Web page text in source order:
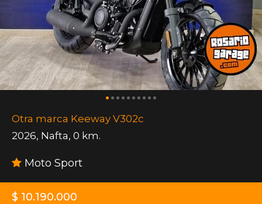
Otra marca Keeway V302c
2026, Nafta, 0 km.
Moto Sport
$ 10.190.000